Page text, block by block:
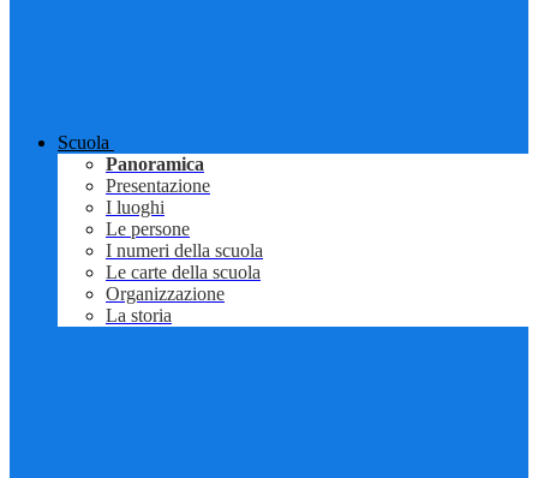
Scuola
Panoramica
Presentazione
I luoghi
Le persone
I numeri della scuola
Le carte della scuola
Organizzazione
La storia